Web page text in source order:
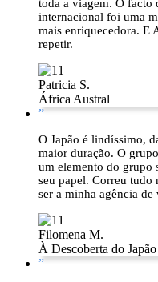
toda a viagem. O facto
internacional foi uma
mais enriquecedora. E
repetir.
Patricia S.
África Austral
”
O Japão é lindíssimo,
maior duração. O
um elemento do grupo
seu papel. Correu tudo
ser a minha agência de
Filomena M.
À Descoberta do Japão
”